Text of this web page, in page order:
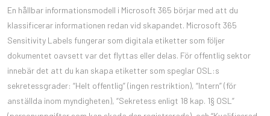
En hållbar informationsmodell i Microsoft 365 börjar med att du
klassificerar informationen redan vid skapandet. Microsoft 365
Sensitivity Labels fungerar som digitala etiketter som följer
dokumentet oavsett var det flyttas eller delas. För offentlig sektor
innebär det att du kan skapa etiketter som speglar OSL:s
sekretessgrader: “Helt offentlig” (ingen restriktion), “Intern” (för
anställda inom myndigheten), “Sekretess enligt 18 kap. 1§ OSL”